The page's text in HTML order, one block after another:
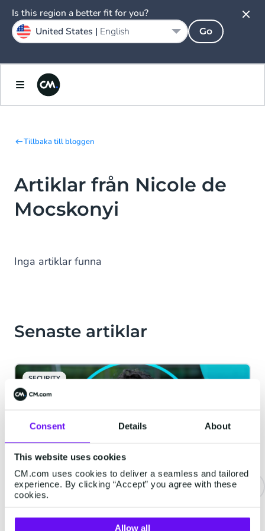
Consent Details About
This website uses cookies
CM.com uses cookies to deliver a seamless and tailored
experience. By clicking “Accept” you agree with these
cookies.
Allow all
Tillbaka till bloggen
Artiklar från Nicole de
Mocskonyi
Inga artiklar funna
Senaste artiklar
SECURITY
Skydda ditt företag mot SMS-
bedrägeri och gör verifiering
Is this region a better fit for you?
United States | English Go